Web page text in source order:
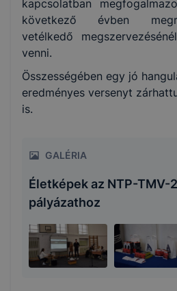
kapcsolatban
következő évben
vetélkedő
venni.
Összességében egy jó
eredményes versenyt
is.
GALÉRIA
Életképek az NTP-
pályázathoz